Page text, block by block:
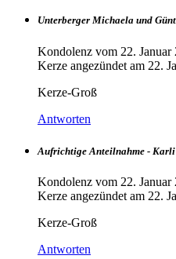
Unterberger Michaela und
Kondolenz vom 22.
Kerze angezündet am 22.
Kerze-Groß
Antworten
Aufrichtige Anteilnahme -
Kondolenz vom 22.
Kerze angezündet am 22.
Kerze-Groß
Antworten